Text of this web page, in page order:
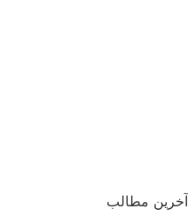
آخرین مطالب